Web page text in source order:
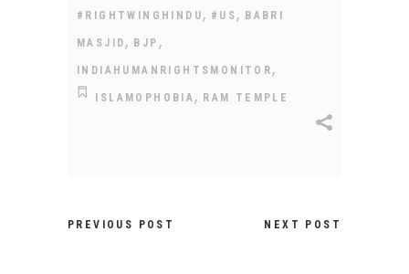
#RIGHTWINGHINDU , #US , BABRI
MASJID , BJP ,
INDIAHUMANRIGHTSMONITOR ,
ISLAMOPHOBIA , RAM TEMPLE
PREVIOUS POST NEXT POST